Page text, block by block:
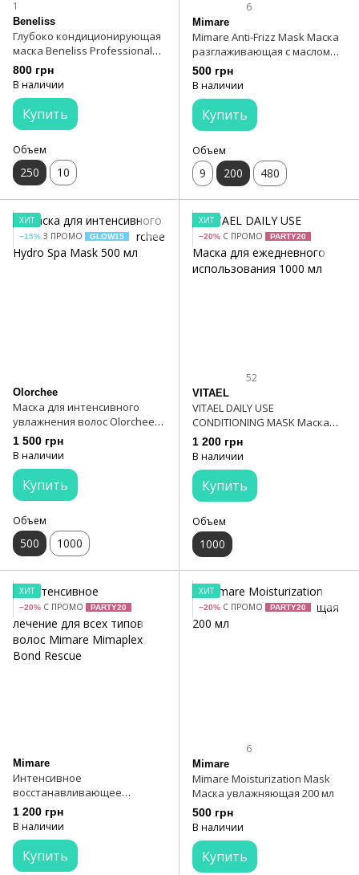
1
Beneliss
Глубоко кондиционирующая
маска Beneliss Professional
Care Extra Shine & Smooth
Glow Mask 250 мл
800 грн
В наличии
Купить
Объем
250 10
6
Mimare
Mimare Anti-Frizz Mask Маска
разглаживающая с маслом
макадамии 200 мл
500 грн
В наличии
Купить
Объем
9 200 480
ХИТ
−15% З ПРОМО GLOW15
Olorchee
Маска для интенсивного
увлажнения волос Olorchee
Hydro Spa Mask 500 мл
1 500 грн
В наличии
Купить
Объем
500 1000
ХИТ
−20% С ПРОМО PARTY20
52
VITAEL
VITAEL DAILY USE
CONDITIONING MASK Маска
для ежедневного
использования 1000 мл
1 200 грн
В наличии
Купить
Объем
1000
ХИТ
−20% С ПРОМО PARTY20
Mimare
Интенсивное
восстанавливающее
лечение для всех типов
волос Mimare Mimaplex Bond
1 200 грн
В наличии
Купить
ХИТ
−20% С ПРОМО PARTY20
6
Mimare
Mimare Moisturization Mask
Маска увлажняющая 200 мл
500 грн
В наличии
Купить